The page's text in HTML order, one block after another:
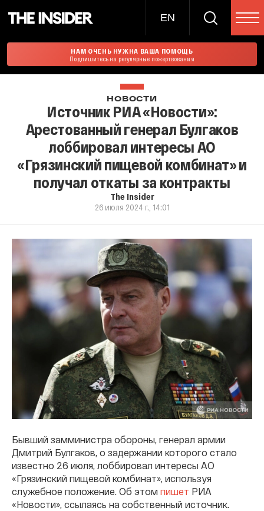
EN
НАМ ОЧЕНЬ НУЖНА ВАША ПОМОЩЬ
Подпишитесь на регулярные пожертвования
НОВОСТИ
Источник РИА «Новости»:
Арестованный генерал Булгаков
лоббировал интересы АО
«Грязинский пищевой комбинат» и
получал откаты за контракты
The Insider
26 июля 2024 г., 14:01
Бывший замминистра обороны, генерал армии
Дмитрий Булгаков, о задержании которого стало
известно 26 июля, лоббировал интересы АО
«Грязинский пищевой комбинат», используя
служебное положение. Об этом пишет РИА
«Новости», ссылаясь на собственный источник.